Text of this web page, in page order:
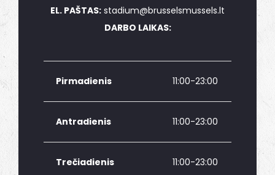
EL. PAŠTAS: stadium@brusselsmussels.lt
DARBO LAIKAS:
Pirmadienis 11:00-23:00
Antradienis 11:00-23:00
Trečiadienis 11:00-23:00